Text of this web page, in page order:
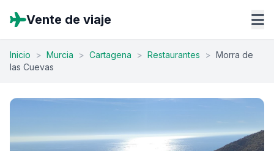
Vente de viaje
Inicio > Murcia > Cartagena > Restaurantes > Morra de
las Cuevas